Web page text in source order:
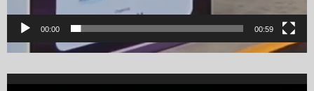
00:00 00:59
Video